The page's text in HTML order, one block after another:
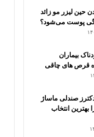
حین لیزر مو زائد
پوست می‌شود؟
بیماران
قرص های چاقی
صندلی ماساژ
انتخاب